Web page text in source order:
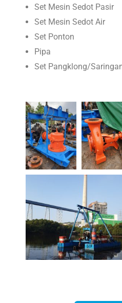
Set Mesin Sedot Pasir
Set Mesin Sedot Air
Set Ponton
Pipa
Set Pangklong/